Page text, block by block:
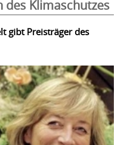
Klimaschutzes
gibt Preisträger des